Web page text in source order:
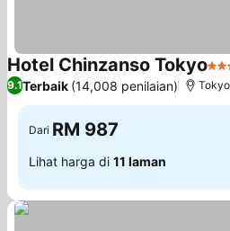
Hotel Chinzanso Tokyo5
9.1Terbaik (14,008 penilaian) Tokyo
Dari RM 987
Lihat harga di 11 laman